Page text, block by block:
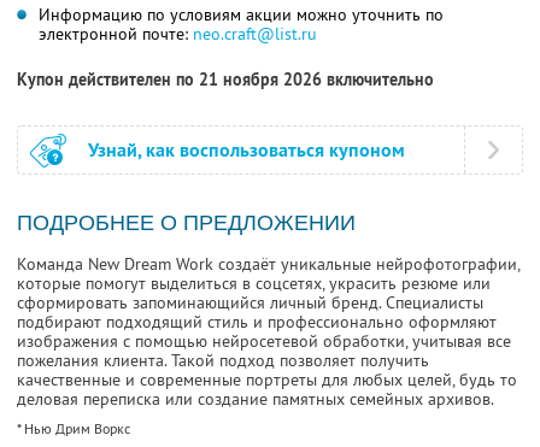
Информацию по условиям акции можно уточнить по
электронной почте: neo.craft@list.ru
Купон действителен по 21 ноября 2026 включительно
Узнай, как воспользоваться купоном
ПОДРОБНЕЕ О ПРЕДЛОЖЕНИИ
Команда New Dream Work создаёт уникальные нейрофотографии,
которые помогут выделиться в соцсетях, украсить резюме или
сформировать запоминающийся личный бренд. Специалисты
подбирают подходящий стиль и профессионально оформляют
изображения с помощью нейросетевой обработки, учитывая все
пожелания клиента. Такой подход позволяет получить
качественные и современные портреты для любых целей, будь то
деловая переписка или создание памятных семейных архивов.
* Нью Дрим Воркс